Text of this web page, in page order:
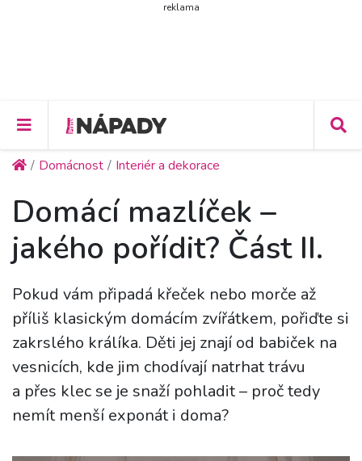
reklama
Domácnost Interiér a dekorace
Domácí mazlíček –
jakého pořídit? Část II.
Pokud vám připadá křeček nebo morče až
příliš klasickým domácím zvířátkem, pořiďte si
zakrslého králíka. Děti jej znají od babiček na
vesnicích, kde jim chodívají natrhat trávu
a přes klec se je snaží pohladit – proč tedy
nemít menší exponát i doma?